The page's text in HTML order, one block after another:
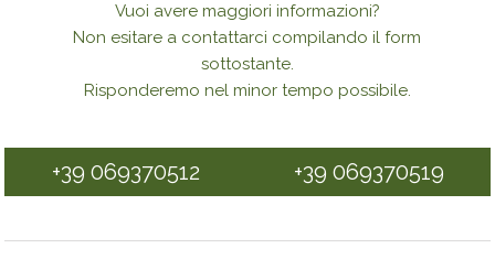
Vuoi avere maggiori informazioni?
Non esitare a contattarci compilando il form
sottostante.
Risponderemo nel minor tempo possibile.
+39 069370512 +39 069370519